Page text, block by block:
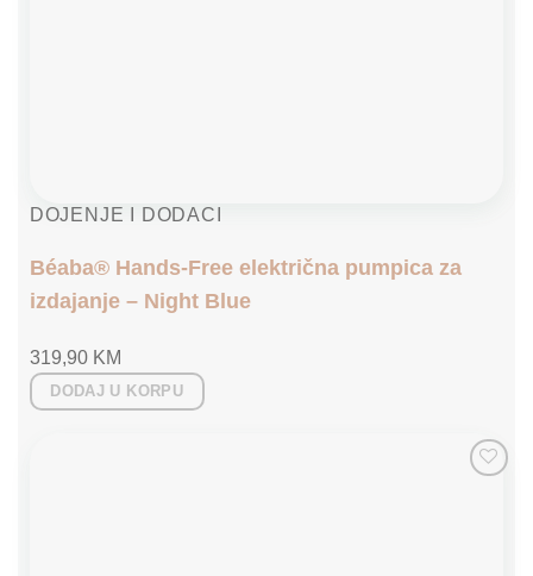
DOJENJE I DODACI
Béaba® Hands-Free električna pumpica za
izdajanje – Night Blue
319,90 KM
DODAJ U KORPU